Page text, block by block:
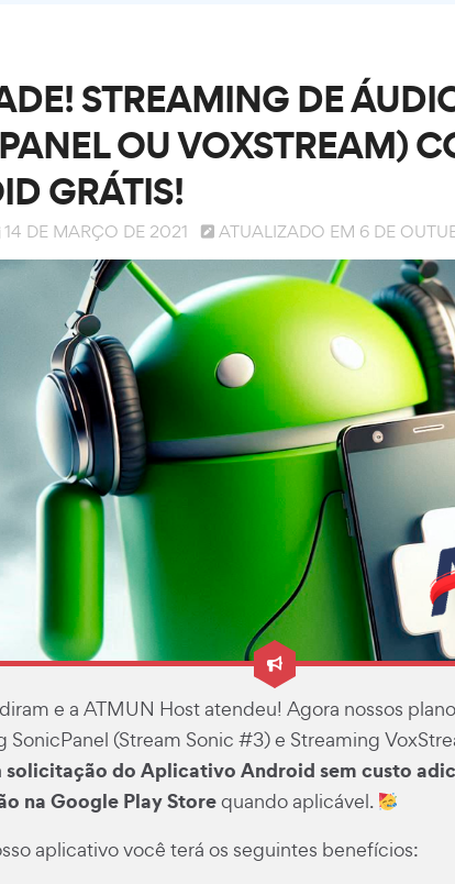
STREAMING DE
OU VOXSTREAM)
GRÁTIS!
14 DE MARÇO DE 2021 ATUALIZADO EM 6 DE
e a ATMUN Host atendeu! Agora nossos
SonicPanel (Stream Sonic #3) e Streaming
solicitação do Aplicativo Android sem custo
na Google Play Storequando aplicável.
aplicativo você terá os seguintes benefícios: